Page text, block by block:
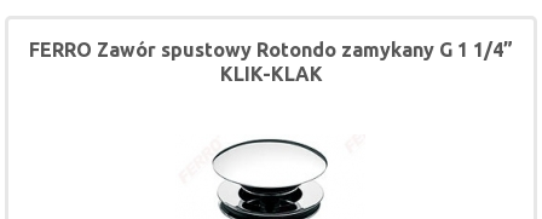
FERRO Zawór spustowy Rotondo zamykany G 1 1/4”
KLIK-KLAK